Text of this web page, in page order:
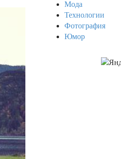
Мода
Технологии
Фотография
Юмор